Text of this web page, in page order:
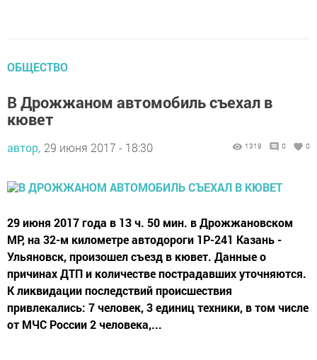
ОБЩЕСТВО
В Дрожжаном автомобиль съехал в
кювет
автор, 29 июня 2017 - 18:30 1319 0 0
29 июня 2017 года в 13 ч. 50 мин. в Дрожжановском
МР, на 32-м километре автодороги 1Р-241 Казань -
Ульяновск, произошел съезд в кювет. Данные о
причинах ДТП и количестве пострадавших уточняются.
К ликвидации последствий происшествия
привлекались: 7 человек, 3 единиц техники, в том числе
от МЧС России 2 человека,...